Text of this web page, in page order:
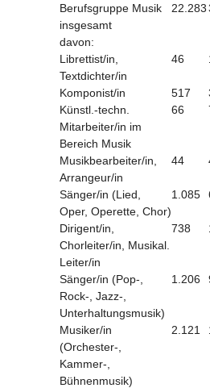
Berufsgruppe Musik
insgesamt
22.283
davon:
Librettist/in,
Textdichter/in
46
Komponist/in 517
Künstl.-techn.
Mitarbeiter/in im
Bereich Musik
66
Musikbearbeiter/in,
Arrangeur/in
44
Sänger/in (Lied,
Oper, Operette, Chor)
1.085
Dirigent/in,
Chorleiter/in, Musikal.
Leiter/in
738
Sänger/in (Pop-,
Rock-, Jazz-,
Unterhaltungsmusik)
1.206
Musiker/in
(Orchester-,
Kammer-,
Bühnenmusik)
2.121